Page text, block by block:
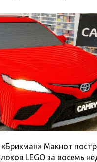
Макнот
LEGO за восемь